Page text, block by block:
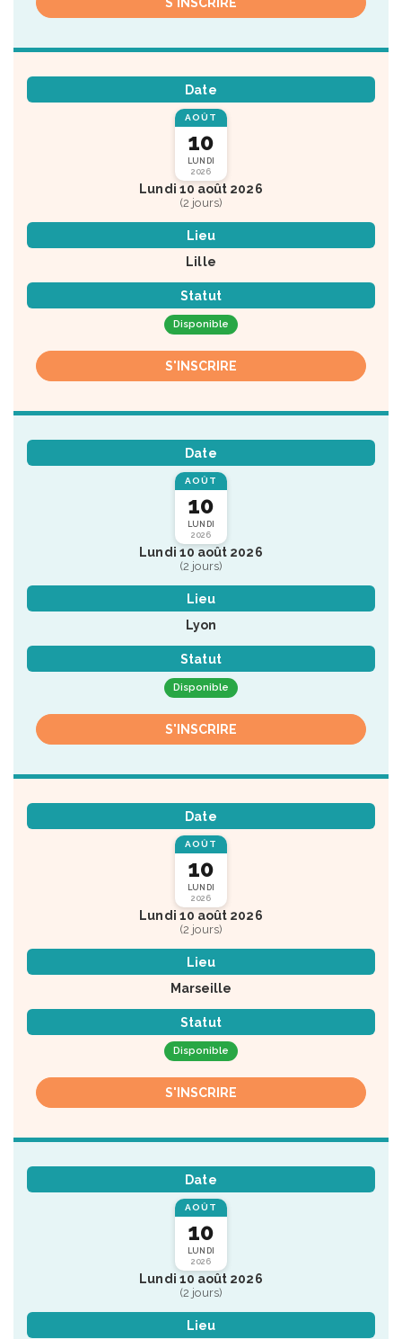
Date
AOÛT
10
LUNDI
2026
Lundi 10 août 2026
(2 jours)
Lieu
Lille
Statut
Disponible
S'INSCRIRE
Date
AOÛT
10
LUNDI
2026
Lundi 10 août 2026
(2 jours)
Lieu
Lyon
Statut
Disponible
S'INSCRIRE
Date
AOÛT
10
LUNDI
2026
Lundi 10 août 2026
(2 jours)
Lieu
Marseille
Statut
Disponible
S'INSCRIRE
Date
AOÛT
10
LUNDI
2026
Lundi 10 août 2026
(2 jours)
Lieu